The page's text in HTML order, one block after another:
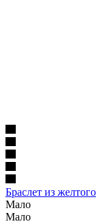
Браслет из
Мало
Мало